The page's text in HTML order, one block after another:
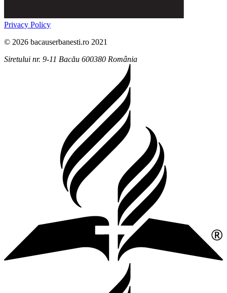
Privacy Policy
© 2026 bacauserbanesti.ro 2021
Siretului nr. 9-11 Bacău 600380 România